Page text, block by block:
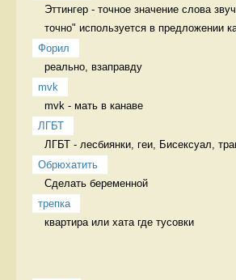
Эттингер - точное значение слова
точно" используется в предложении
Форил
реально, взаправду
mvk
mvk - мать в канаве
ЛГБТ
ЛГБТ - лесбиянки, геи, Бисексуал,
Обрюхатить
Сделать беременной
трепка
квартира или хата где тусовки